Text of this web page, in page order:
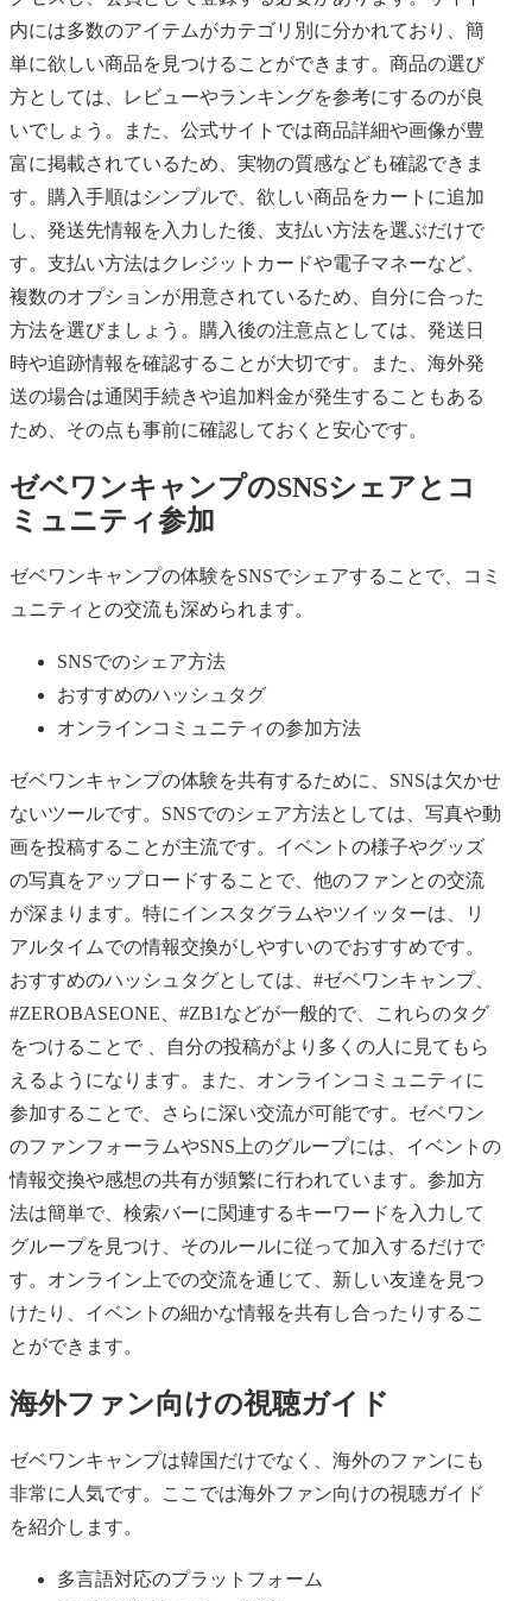
内には多数のアイテムがカテゴリ別に分かれており、簡
単に欲しい商品を見つけることができます。商品の選び
方としては、レビューやランキングを参考にするのが良
いでしょう。また、公式サイトでは商品詳細や画像が豊
富に掲載されているため、実物の質感なども確認できま
す。購入手順はシンプルで、欲しい商品をカートに追加
し、発送先情報を入力した後、支払い方法を選ぶだけで
す。支払い方法はクレジットカードや電子マネーなど、
複数のオプションが用意されているため、自分に合った
方法を選びましょう。購入後の注意点としては、発送日
時や追跡情報を確認することが大切です。また、海外発
送の場合は通関手続きや追加料金が発生することもある
ため、その点も事前に確認しておくと安心です。
ゼベワンキャンプのSNSシェアとコ
ミュニティ参加
ゼベワンキャンプの体験をSNSでシェアすることで、コミ
ュニティとの交流も深められます。
SNSでのシェア方法
おすすめのハッシュタグ
オンラインコミュニティの参加方法
ゼベワンキャンプの体験を共有するために、SNSは欠かせ
ないツールです。SNSでのシェア方法としては、写真や動
画を投稿することが主流です。イベントの様子やグッズ
の写真をアップロードすることで、他のファンとの交流
が深まります。特にインスタグラムやツイッターは、リ
アルタイムでの情報交換がしやすいのでおすすめです。
おすすめのハッシュタグとしては、#ゼベワンキャンプ、
#ZEROBASEONE、#ZB1などが一般的で、これらのタグ
をつけることで 、自分の投稿がより多くの人に見てもら
えるようになります。また、オンラインコミュニティに
参加することで、さらに深い交流が可能です。ゼベワン
のファンフォーラムやSNS上のグループには、イベントの
情報交換や感想の共有が頻繁に行われています。参加方
法は簡単で、検索バーに関連するキーワードを入力して
グループを見つけ、そのルールに従って加入するだけで
す。オンライン上での交流を通じて、新しい友達を見つ
けたり、イベントの細かな情報を共有し合ったりするこ
とができます。
海外ファン向けの視聴ガイド
ゼベワンキャンプは韓国だけでなく、海外のファンにも
非常に人気です。ここでは海外ファン向けの視聴ガイド
を紹介します。
多言語対応のプラットフォーム